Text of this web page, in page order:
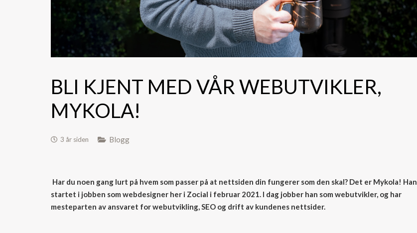
BLI KJENT MED VÅR WEBUTVIKLER,
MYKOLA!
3 år siden Blogg
Har du noen gang lurt på hvem som passer på at nettsiden din fungerer som den skal? Det er Mykola! Han
startet i jobben som webdesigner her i Zocial i februar 2021. I dag jobber han som webutvikler, og har
mesteparten av ansvaret for webutvikling, SEO og drift av kundenes nettsider.